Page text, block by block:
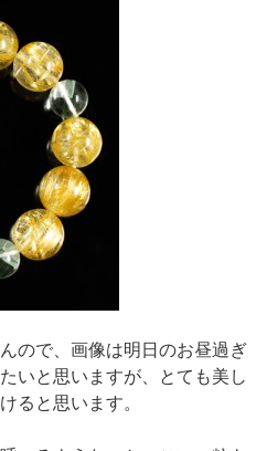
ので、画像は明日のお昼過ぎ
いと思いますが、とても美し
ると思います。